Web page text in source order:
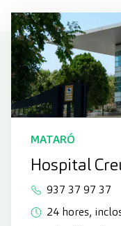
MATARÓ
Hospital
937 37 97 37
24 hores,